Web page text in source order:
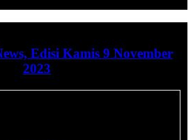
Edisi Kamis 9 November
2023